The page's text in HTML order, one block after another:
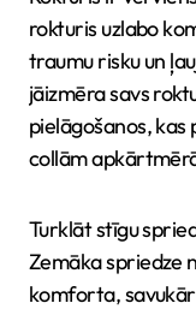
rokturis uzlabo
traumu risku un
jāizmēra savs
pielāgošanos,
collām
Turklāt stīgu
Zemāka spriedze
komforta,